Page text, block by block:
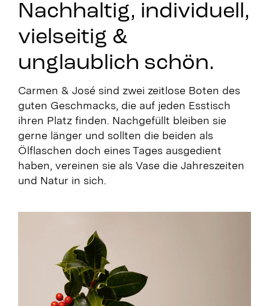
Nachhaltig, individuell,
vielseitig &
unglaublich schön.
Carmen & José sind zwei zeitlose Boten des
guten Geschmacks, die auf jeden Esstisch
ihren Platz finden. Nachgefüllt bleiben sie
gerne länger und sollten die beiden als
Ölflaschen doch eines Tages ausgedient
haben, vereinen sie als Vase die Jahreszeiten
und Natur in sich.